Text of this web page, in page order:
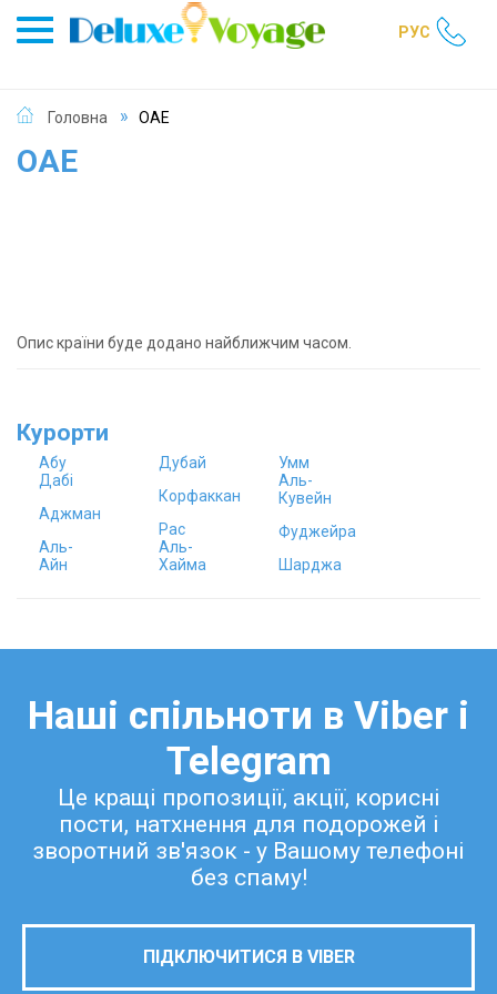
РУС
Головна ОАЕ
ОАЕ
Опис країни буде додано найближчим часом.
Курорти
Абу
Дабі
Аджман
Аль-
Айн
Дубай
Корфаккан
Рас
Аль-
Хайма
Умм
Аль-
Кувейн
Фуджейра
Шарджа
Наші спільноти в Viber і
Telegram
Це кращі пропозиції, акції, корисні
пости, натхнення для подорожей і
зворотний зв'язок - у Вашому телефоні
без спаму!
ПІДКЛЮЧИТИСЯ В VIBER